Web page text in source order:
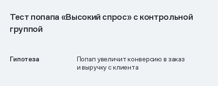
Тест попапа «Высокий спрос» с контрольной
группой
Гипотеза
Попап увеличит конверсию в заказ
и выручку с клиента